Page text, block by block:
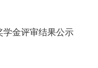
学金评审结果公示